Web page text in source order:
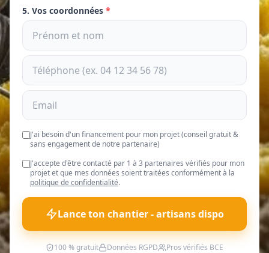
5. Vos coordonnées *
J'ai besoin d'un financement pour mon projet (conseil gratuit &
sans engagement de notre partenaire)
J'accepte d'être contacté par 1 à 3 partenaires vérifiés pour mon
projet et que mes données soient traitées conformément à la
politique de confidentialité.
Lance ton chantier - artisans dispo
100 % gratuit Données RGPD Pros vérifiés BCE